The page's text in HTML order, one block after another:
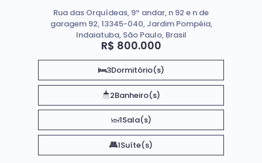
R$ 800.000
Rua das Orquídeas, 9º andar, n 92 e n de
garagem 92, 13345-040, Jardim Pompéia,
Indaiatuba, São Paulo, Brasil
3Dormitório(s)
2Banheiro(s)
1Sala(s)
1Suíte(s)